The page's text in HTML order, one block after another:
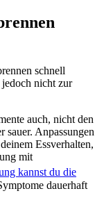
schnell
nicht zur
auch, nicht den
sauer. Anpassungen
Essverhalten,
mit
kannst du die
dauerhaft